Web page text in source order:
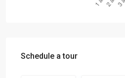
Schedule a tour